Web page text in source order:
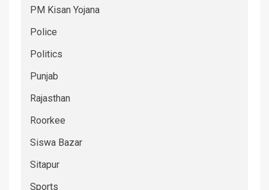
PM Kisan Yojana
Police
Politics
Punjab
Rajasthan
Roorkee
Siswa Bazar
Sitapur
Sports